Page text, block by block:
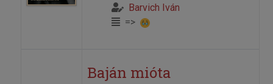
Barvich Iván
=>
Baján mióta